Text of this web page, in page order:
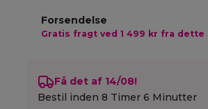
Forsendelse
Gratis fragt ved 1 499 kr fra dette
Få det af 14/08!
Bestil inden8 Timer 6 Minutter